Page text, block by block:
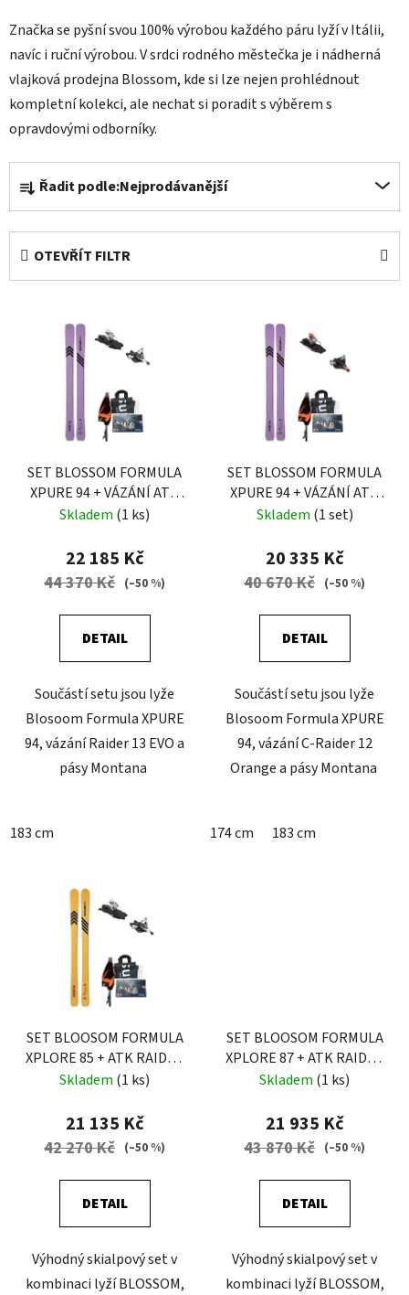
Značka se pyšní svou 100% výrobou každého páru lyží v Itálii,
navíc i ruční výrobou. V srdci rodného městečka je i nádherná
vlajková prodejna Blossom, kde si lze nejen prohlédnout
kompletní kolekci, ale nechat si poradit s výběrem s
opravdovými odborníky.
Ř
z
e
í
Řadit podle:Nejprodávanější
OTEVŘÍT FILTR
SET BLOSSOM FORMULA
XPURE 94 + VÁZÁNÍ ATK
RAIDER 13 EVO + PÁSY
Skladem (1 ks)
22 185 Kč
44 370 Kč (–50 %)
DETAIL
Součástí setu jsou lyže
Blosoom Formula XPURE
94, vázání Raider 13 EVO a
pásy Montana
183 cm
SET BLOSSOM FORMULA
XPURE 94 + VÁZÁNÍ ATK
C-RAIDER 12 ORANGE +
Skladem (1 set)
20 335 Kč
40 670 Kč (–50 %)
DETAIL
Součástí setu jsou lyže
Blosoom Formula XPURE
94, vázání C-Raider 12
Orange a pásy Montana
174 cm 183 cm
SET BLOOSOM FORMULA
XPLORE 85 + ATK RAIDER
13 EVO + PÁSY MONTANA
Skladem (1 ks)
21 135 Kč
42 270 Kč (–50 %)
DETAIL
Výhodný skialpový set v
kombinaci lyží BLOSSOM,
SET BLOOSOM FORMULA
XPLORE 87 + ATK RAIDER
13 EVO + PÁSY MONTANA
Skladem (1 ks)
21 935 Kč
43 870 Kč (–50 %)
DETAIL
Výhodný skialpový set v
kombinaci lyží BLOSSOM,